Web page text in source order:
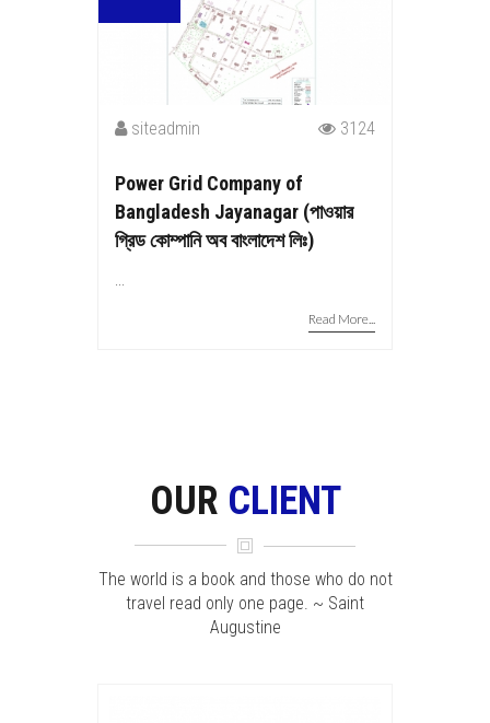
siteadmin 3124
Power Grid Company of
Bangladesh Jayanagar (পাওয়ার
গ্রিড কোম্পানি অব বাংলাদেশ লিঃ)
Read More...
OUR CLIENT
The world is a book and those who do not
travel read only one page. ~ Saint
Augustine